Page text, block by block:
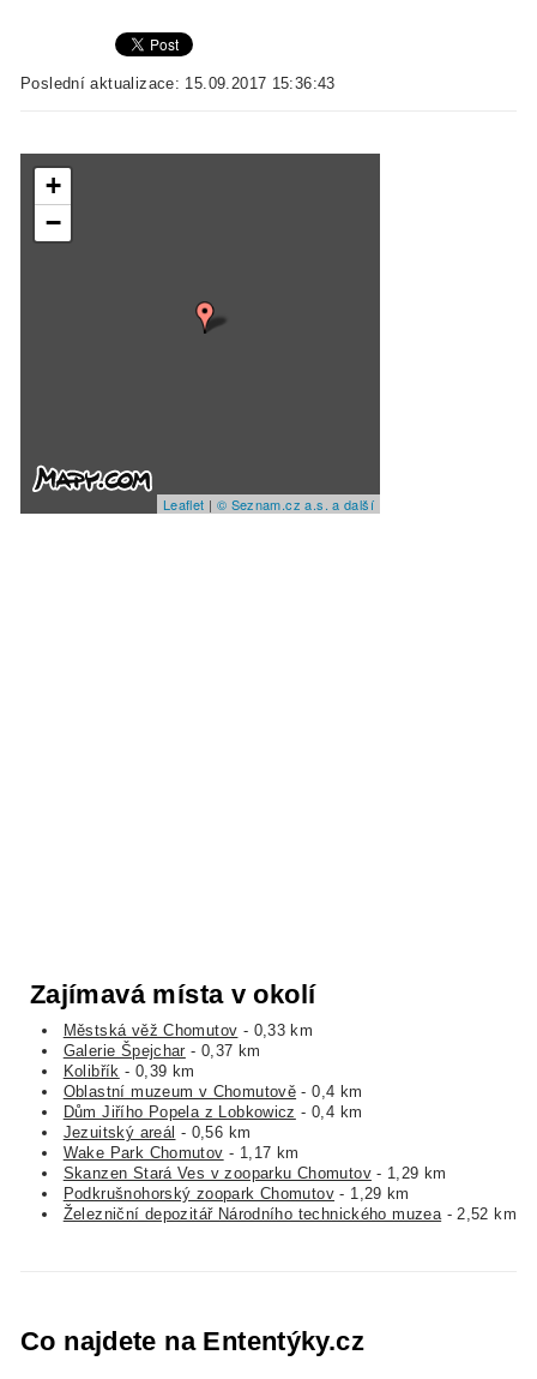
Poslední aktualizace: 15.09.2017 15:36:43
+
−
Leaflet | © Seznam.cz a.s. a další
Zajímavá místa v okolí
Městská věž Chomutov - 0,33 km
Galerie Špejchar - 0,37 km
Kolibřík - 0,39 km
Oblastní muzeum v Chomutově - 0,4 km
Dům Jiřího Popela z Lobkowicz - 0,4 km
Jezuitský areál - 0,56 km
Wake Park Chomutov - 1,17 km
Skanzen Stará Ves v zooparku Chomutov- 1,29 km
Podkrušnohorský zoopark Chomutov - 1,29 km
Železniční depozitář Národního technického muzea- 2,52 km
Co najdete na Ententýky.cz